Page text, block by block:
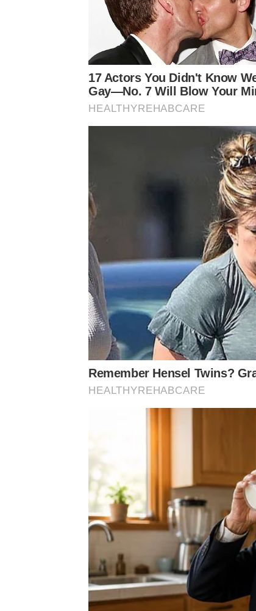
17 Actors You Didn't Know
Gay—No. 7 Will Blow Your
HEALTHYREHABCARE
Remember Hensel Twins?
HEALTHYREHABCARE